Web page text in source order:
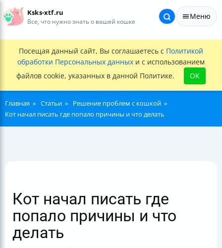
Ksks-xtf.ru
Все, что нужно знать о вашей кошке
Меню
Посещая данный сайт, Вы соглашаетесь с Политикой
обработки Персональных данных и с использованием
файлов cookie, указанных в данной Политике.
OK
Главная Статьи
Решение проблем с кошкой
Кот начал писать где попало причины и что делать
Кот начал писать где
попало причины и что
делать